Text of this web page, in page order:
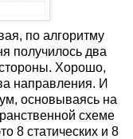
по алгоритму
получилось два
Хорошо,
направления. И
основываясь на
схеме
8 статических и 8